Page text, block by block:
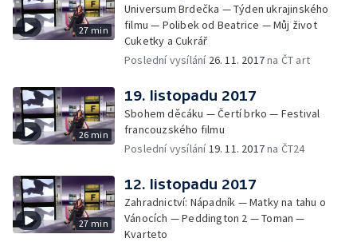
27 min
Universum Brdečka — Týden ukrajinského
filmu — Polibek od Beatrice — Můj život
Cuketky a Cukrář
Poslední vysílání 26. 11. 2017na ČT art
26 min
19. listopadu 2017
Sbohem děcáku — Čertí brko — Festival
francouzského filmu
Poslední vysílání 19. 11. 2017na ČT24
27 min
12. listopadu 2017
Zahradnictví: Nápadník — Matky na tahu o
Vánocích — Peddington 2 — Toman —
Kvarteto